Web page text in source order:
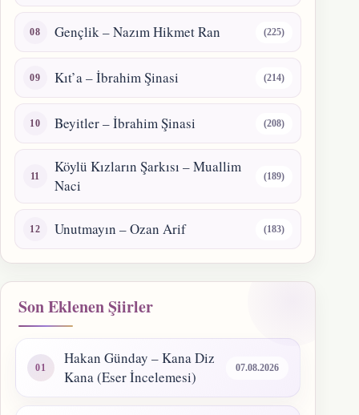
Gençlik – Nazım Hikmet Ran (225)
Kıt’a – İbrahim Şinasi (214)
Beyitler – İbrahim Şinasi (208)
Köylü Kızların Şarkısı – Muallim
Naci
(189)
Unutmayın – Ozan Arif (183)
Son Eklenen Şiirler
Hakan Günday – Kana Diz
Kana (Eser İncelemesi)
07.08.2026